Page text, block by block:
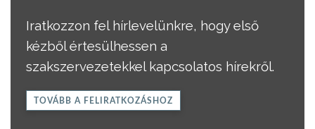
Iratkozzon fel hírlevelünkre, hogy első
kézből értesülhessen a
szakszervezetekkel kapcsolatos hírekről.
TOVÁBB A FELIRATKOZÁSHOZ